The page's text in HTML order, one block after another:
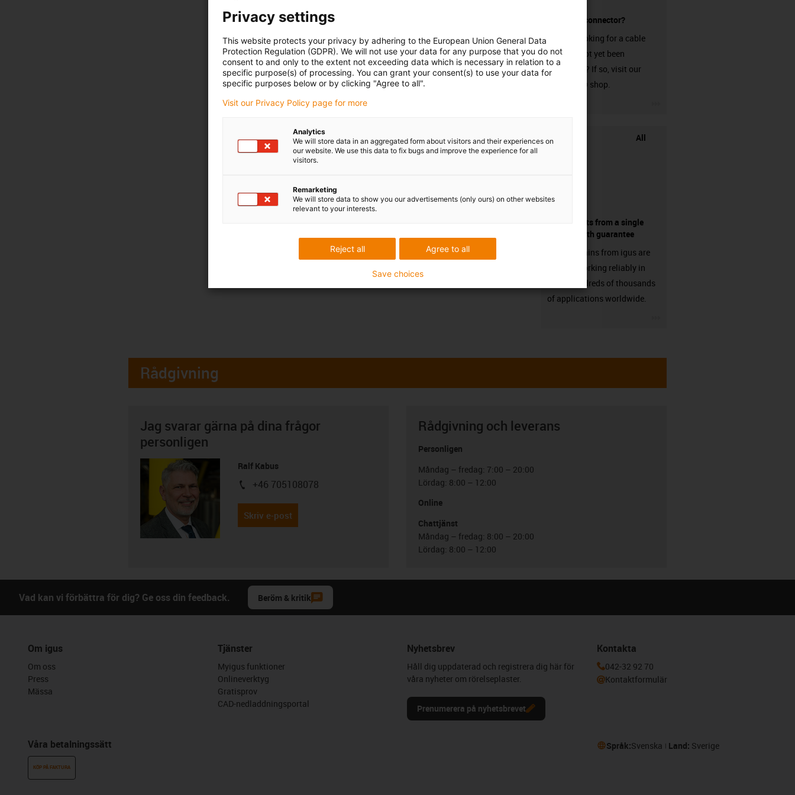
without a connector?
Are you looking for a cable
that has not yet been
harnessed? If so, visit our
chainflex® shop.
All
components from a single
source - with guarantee
Energy chains from igus are
already working reliably in
many hundreds of thousands
of applications worldwide.
Rådgivning
Jag svarar gärna på dina frågor
personligen
Ralf Kabus
igus-icon-phone
+46 705108078
Skriv e-post
Rådgivning och leverans
Personligen
Måndag – fredag: 7:00 – 20:00
Lördag: 8:00 – 12:00
Online
Chattjänst
Måndag – fredag: 8:00 – 20:00
Lördag: 8:00 – 12:00
Vad kan vi förbättra för dig? Ge oss din feedback. Beröm & kritik
Om igus
Om oss
Press
Mässa
Våra betalningssätt
KÖP PÅ FAKTURA
Tjänster
Myigus funktioner
Onlineverktyg
Gratisprov
CAD-nedladdningsportal
Nyhetsbrev
Håll dig uppdaterad och registrera dig här för
våra nyheter om rörelseplaster.
Prenumerera på nyhetsbrevet
Kontakta
042-32 92 70
Kontaktformulär
Språk:Svenska Land: Sverige
Privacy settings
This website protects your privacy by adhering to the European Union General Data
Protection Regulation (GDPR). We will not use your data for any purpose that you do not
consent to and only to the extent not exceeding data which is necessary in relation to a
specific purpose(s) of processing. You can grant your consent(s) to use your data for
specific purposes below or by clicking "Agree to all".
Visit our Privacy Policy page for more
Analytics
We will store data in an aggregated form about visitors and their experiences on
our website. We use this data to fix bugs and improve the experience for all
visitors.
Remarketing
We will store data to show you our advertisements (only ours) on other websites
relevant to your interests.
Agree to all
Reject all
Save choices